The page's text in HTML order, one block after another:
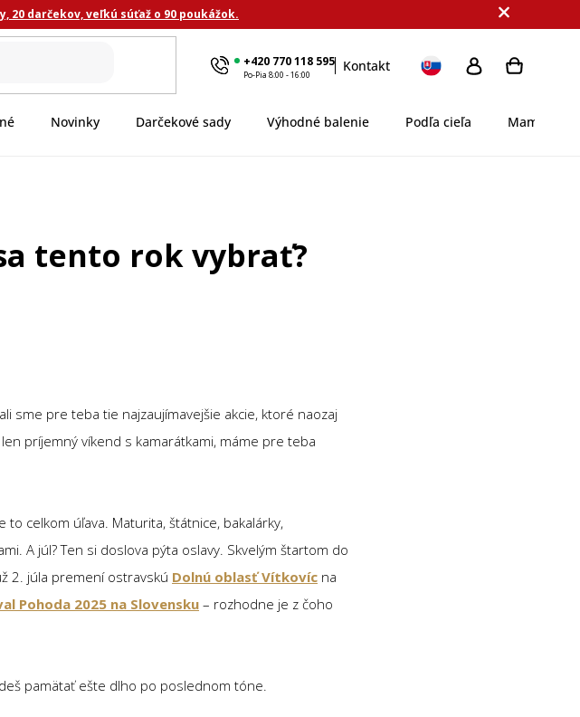
20 darčekov, veľkú súťaž o 90 poukážok.
+420 770 118 595
Po-Pia 8:00 - 16:00
Kontakt
Novinky Darčekové sady Výhodné balenie Podľa cieľa
tento rok vybrať?
sme pre teba tie najzaujímavejšie akcie, ktoré naozaj
príjemný víkend s kamarátkami, máme pre teba
celkom úľava. Maturita, štátnice, bakalárky,
A júl? Ten si doslova pýta oslavy. Skvelým štartom do
2. júla premení ostravskú Dolnú oblasť Vítkovíc na
Pohoda 2025 na Slovensku – rozhodne je z čoho
pamätať ešte dlho po poslednom tóne.